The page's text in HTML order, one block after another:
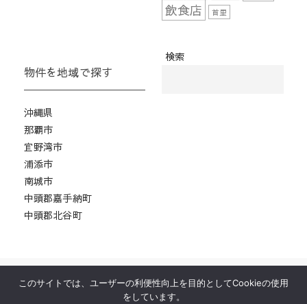
飲食店
首里
物件を地域で探す
沖縄県
那覇市
宜野湾市
浦添市
南城市
中頭郡嘉手納町
中頭郡北谷町
検索
ホーム 物件紹介
居抜き物件とは？
お問い合わせ
このサイトでは、ユーザーの利便性向上を目的としてCookieの使用
をしています。